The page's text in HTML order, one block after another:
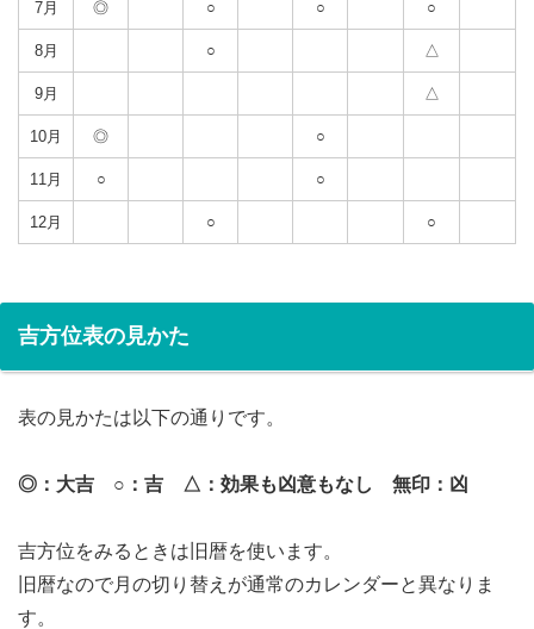
7月 ◎ ○ ○ ○
8月 ○ △
9月 △
10月 ◎ ○
11月 ○ ○
12月 ○ ○
吉方位表の見かた
表の見かたは以下の通りです。
◎：大吉 ○：吉 △：効果も凶意もなし 無印：凶
吉方位をみるときは旧暦を使います。
旧暦なので月の切り替えが通常のカレンダーと異なりま
す。